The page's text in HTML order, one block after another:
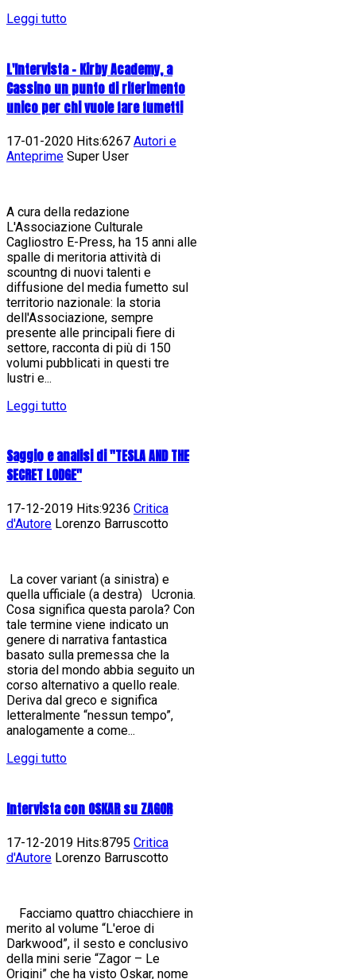
Leggi tutto
L'Intervista - Kirby Academy, a
Cassino un punto di riferimento
unico per chi vuole fare fumetti
17-01-2020 Hits:6267 Autori e
Anteprime Super User
A cura della redazione
L'Associazione Culturale
Cagliostro E-Press, ha 15 anni alle
spalle di meritoria attività di
scountng di nuovi talenti e
diffusione del media fumetto sul
territorio nazionale: la storia
dell'Associazione, sempre
presente alle principali fiere di
settore, racconta di più di 150
volumi pubblicati in questi tre
lustri e...
Leggi tutto
Saggio e analisi di "TESLA AND THE
SECRET LODGE"
17-12-2019 Hits:9236 Critica
d'Autore Lorenzo Barruscotto
La cover variant (a sinistra) e
quella ufficiale (a destra) Ucronia.
Cosa significa questa parola? Con
tale termine viene indicato un
genere di narrativa fantastica
basato sulla premessa che la
storia del mondo abbia seguito un
corso alternativo a quello reale.
Deriva dal greco e significa
letteralmente “nessun tempo”,
analogamente a come...
Leggi tutto
Intervista con OSKAR su ZAGOR
17-12-2019 Hits:8795 Critica
d'Autore Lorenzo Barruscotto
Facciamo quattro chiacchiere in
merito al volume “L'eroe di
Darkwood”, il sesto e conclusivo
della mini serie “Zagor – Le
Origini” che ha visto Oskar, nome